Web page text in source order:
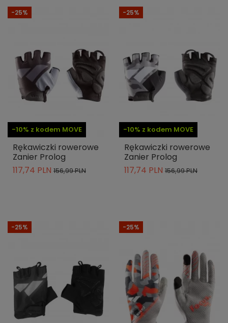
-10% z kodem MOVE
-25%
Rękawiczki rowerowe
Zanier Prolog
117,74 PLN 156,99 PLN
-10% z kodem MOVE
-25%
Rękawiczki rowerowe
Zanier Prolog
117,74 PLN 156,99 PLN
-25% -25%